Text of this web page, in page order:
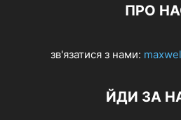
ПРО
зв'язатися з нами:
ЙДИ ЗА